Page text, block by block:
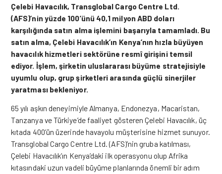
Çelebi Havacılık, Transglobal Cargo Centre Ltd.
(AFS)’nin yüzde 100’ünü 40,1 milyon ABD doları
karşılığında satın alma işlemini başarıyla tamamladı. Bu
satın alma, Çelebi Havacılık’ın Kenya’nın hızla büyüyen
havacılık hizmetleri sektörüne resmî girişini temsil
ediyor. İşlem, şirketin uluslararası büyüme stratejisiyle
uyumlu olup, grup şirketleri arasında güçlü sinerjiler
yaratması bekleniyor.
65 yılı aşkın deneyimiyle Almanya, Endonezya, Macaristan,
Tanzanya ve Türkiye’de faaliyet gösteren Çelebi Havacılık, üç
kıtada 400’ün üzerinde havayolu müşterisine hizmet sunuyor.
Transglobal Cargo Centre Ltd. (AFS)’nin gruba katılması,
Çelebi Havacılık’ın Kenya’daki ilk operasyonu olup Afrika
kıtasındaki uzun vadeli büyüme planlarında önemli bir adım